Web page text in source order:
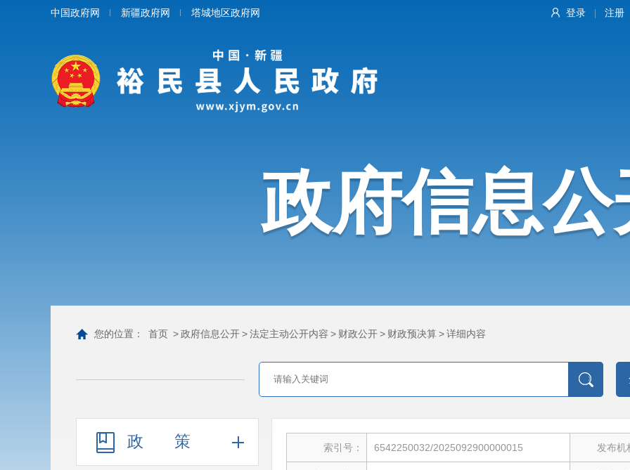
登录 注册
中国政府网 新疆政府网 塔城地区政府网
政府信息公
您的位置： 首页 >政府信息公开>法定主动公开内容 > 财政公开> 财政预决算>详细内容
政策 索引号： 6542250032/2025092900000015 发布机